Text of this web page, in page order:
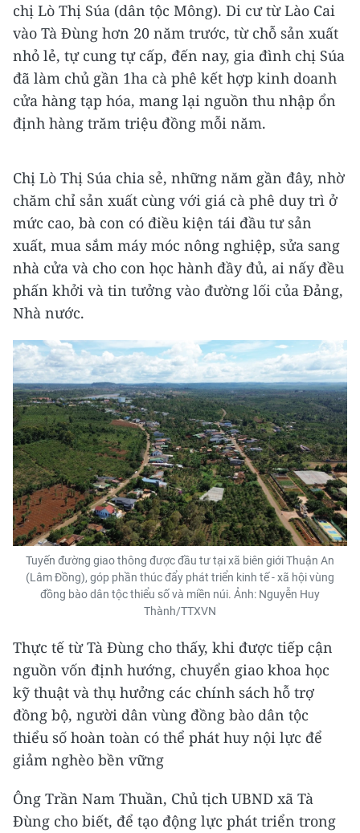
chị Lò Thị Súa (dân tộc Mông). Di cư từ Lào Cai
vào Tà Đùng hơn 20 năm trước, từ chỗ sản xuất
nhỏ lẻ, tự cung tự cấp, đến nay, gia đình chị Súa
đã làm chủ gần 1ha cà phê kết hợp kinh doanh
cửa hàng tạp hóa, mang lại nguồn thu nhập ổn
định hàng trăm triệu đồng mỗi năm.
Chị Lò Thị Súa chia sẻ, những năm gần đây, nhờ
chăm chỉ sản xuất cùng với giá cà phê duy trì ở
mức cao, bà con có điều kiện tái đầu tư sản
xuất, mua sắm máy móc nông nghiệp, sửa sang
nhà cửa và cho con học hành đầy đủ, ai nấy đều
phấn khởi và tin tưởng vào đường lối của Đảng,
Nhà nước.
Tuyến đường giao thông được đầu tư tại xã biên giới Thuận An
(Lâm Đồng), góp phần thúc đẩy phát triển kinh tế - xã hội vùng
đồng bào dân tộc thiểu số và miền núi. Ảnh: Nguyễn Huy
Thành/TTXVN
Thực tế từ Tà Đùng cho thấy, khi được tiếp cận
nguồn vốn định hướng, chuyển giao khoa học
kỹ thuật và thụ hưởng các chính sách hỗ trợ
đồng bộ, người dân vùng đồng bào dân tộc
thiểu số hoàn toàn có thể phát huy nội lực để
giảm nghèo bền vững
Ông Trần Nam Thuần, Chủ tịch UBND xã Tà
Đùng cho biết, để tạo động lực phát triển trong